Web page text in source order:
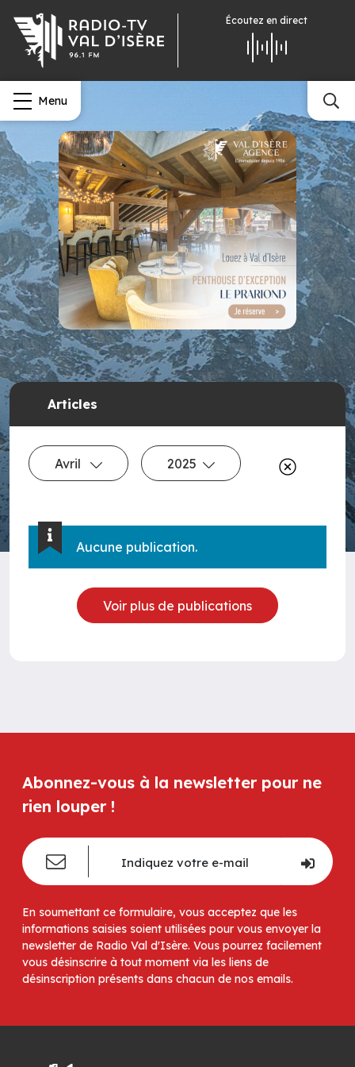
Écoutez en direct
Menu
Articles
Avril 2025
Aucune publication.
Voir plus de publications
Abonnez-vous à la newsletter pour ne
rien louper !
En soumettant ce formulaire, vous acceptez que les
informations saisies soient utilisées pour vous envoyer la
newsletter de Radio Val d'Isère. Vous pourrez facilement
vous désinscrire à tout moment via les liens de
désinscription présents dans chacun de nos emails.